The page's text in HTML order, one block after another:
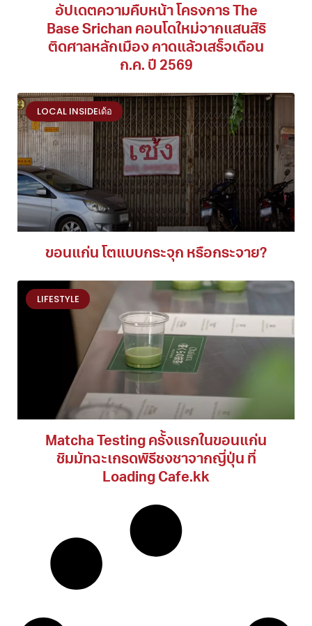
อัปเดตความคืบหน้า โครงการ The
Base Srichan คอนโดใหม่จากแสนสิริ
ติดศาลหลักเมือง คาดแล้วเสร็จเดือน
ก.ค. ปี 2569
LOCAL INSIDEเด้อ
ขอนแก่น โตแบบกระจุก หรือกระจาย?
LIFESTYLE
Matcha Testing ครั้งแรกในขอนแก่น
ชิมมัทฉะเกรดพิธีชงชาจากญี่ปุ่น ที่
Loading Cafe.kk